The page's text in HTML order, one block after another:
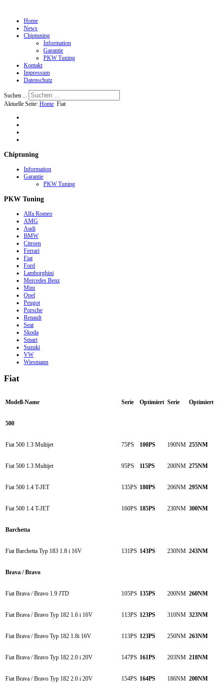
Home
News
Chiptuning
Information
Garantie
PKW Tuning
Kontakt
Impressum
Datenschutz
Suchen ...
Aktuelle Seite: Home Fiat
Chiptuning
Information
Garantie
PKW Tuning
PKW Tuning
Alfa Romeo
AMG
Audi
BMW
Citroen
Ferrari
Fiat
Ford
Lamborghini
Mercedes Benz
Mini
Opel
Peugot
Porsche
Renault
Seat
Skoda
Smart
Suzuki
VW
Wiesmann
Fiat
Modell-Name Serie Optimiert Serie Optimiert
500
Fiat 500 1.3 Multijet 75PS 100PS 190NM 255NM
Fiat 500 1.3 Multijet 95PS 115PS 200NM 275NM
Fiat 500 1.4 T-JET 135PS 180PS 206NM 295NM
Fiat 500 1.4 T-JET 160PS 185PS 230NM 300NM
Barchetta
Fiat Barchetta Typ 183 1.8 i 16V 131PS 143PS 230NM 243NM
Brava / Bravo
Fiat Brava / Bravo 1.9 JTD 105PS 135PS 200NM 260NM
Fiat Brava / Bravo Typ 182 1.6 i 16V 113PS 123PS 310NM 323NM
Fiat Brava / Bravo Typ 182 1.8i 16V 113PS 123PS 250NM 263NM
Fiat Brava / Bravo Typ 182 2.0 i 20V 147PS 161PS 203NM 218NM
Fiat Brava / Bravo Typ 182 2.0 i 20V 154PS 164PS 186NM 200NM